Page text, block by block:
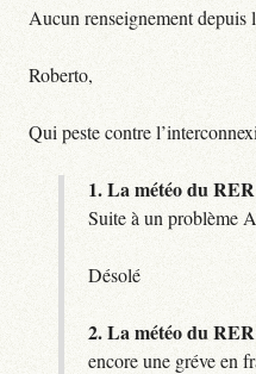
Aucun renseignement depuis
Roberto,
Qui peste contre
1.La météo du
Suite à un problème
Désolé
2.La météo du
encore une gréve en